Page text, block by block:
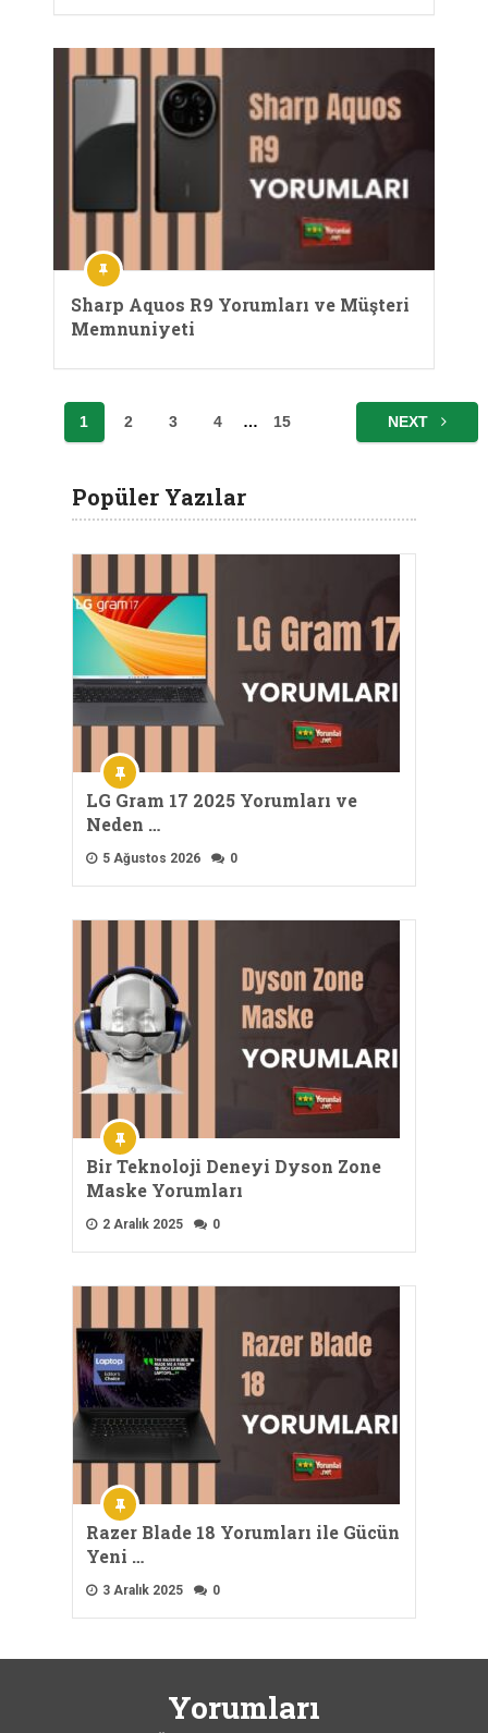
Sharp Aquos R9 Yorumları ve Müşteri
Memnuniyeti
sayfalandırması
1 2 3 4 … 15 NEXT
Popüler Yazılar
LG Gram 17 2025 Yorumları ve
Neden …
5 Ağustos 2026 0
Bir Teknoloji Deneyi Dyson Zone
Maske Yorumları
2 Aralık 2025 0
Razer Blade 18 Yorumları ile Gücün
Yeni …
3 Aralık 2025 0
Yorumları